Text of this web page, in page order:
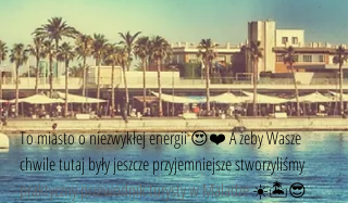
To miasto o niezwykłej energii 😍❤️ A żeby Wasze
chwile tutaj były jeszcze przyjemniejsze stworzyliśmy
praktyczny przewodnik turysty w Maladze ☀️🏝😎